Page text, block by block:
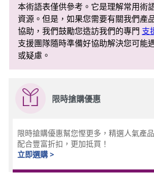
？
本術語表僅供參考。它是理解常用術
資源。但是，如果您需要有關我們產
協助，我們鼓勵您造訪我們的專門 支
支援團隊隨時準備好協助解決您可能
或疑慮。
限時搶購優惠
限時搶購優惠幫您慳更多，精選人氣產
配合豐富折扣，更加抵買！
立即選購 >